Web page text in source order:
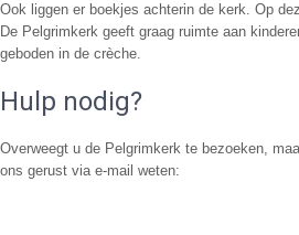
Ook liggen er boekjes achterin de kerk. Op
De Pelgrimkerk geeft graag ruimte aan
geboden in de crèche.
Hulp nodig?
Overweegt u de Pelgrimkerk te bezoeken,
ons gerust via e-mail weten: